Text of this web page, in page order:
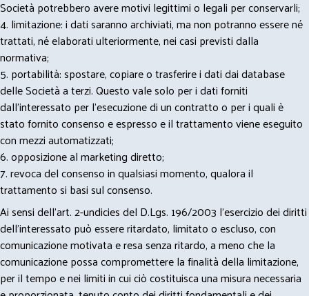
Società potrebbero avere motivi legittimi o legali per conservarli;
4. limitazione: i dati saranno archiviati, ma non potranno essere né
trattati, né elaborati ulteriormente, nei casi previsti dalla
normativa;
5. portabilità: spostare, copiare o trasferire i dati dai database
delle Società a terzi. Questo vale solo per i dati forniti
dall’interessato per l’esecuzione di un contratto o per i quali è
stato fornito consenso e espresso e il trattamento viene eseguito
con mezzi automatizzati;
6. opposizione al marketing diretto;
7. revoca del consenso in qualsiasi momento, qualora il
trattamento si basi sul consenso.
Ai sensi dell’art. 2-undicies del D.Lgs. 196/2003 l’esercizio dei diritti
dell’interessato può essere ritardato, limitato o escluso, con
comunicazione motivata e resa senza ritardo, a meno che la
comunicazione possa compromettere la finalità della limitazione,
per il tempo e nei limiti in cui ciò costituisca una misura necessaria